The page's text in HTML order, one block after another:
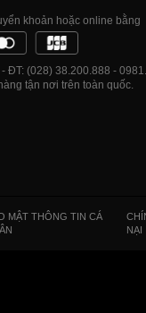
khoản hoặc online bằng
(028) 38.200.888 -
tận nơi trên toàn quốc.
MẬT THÔNG TIN CÁ
NẠI